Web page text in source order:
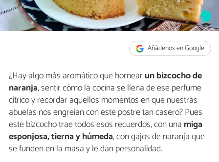
Añádenos en Google
¿Hay algo más aromático que hornearun bizcocho de
naranja, sentir cómo la cocina se llena de ese perfume
cítrico y recordar aquellos momentos en que nuestras
abuelas nos engreían con este postre tan casero? Pues
este bizcocho trae todos esos recuerdos, con una miga
esponjosa, tierna y húmeda, con gajos de naranja que
se funden en la masa y le dan personalidad.